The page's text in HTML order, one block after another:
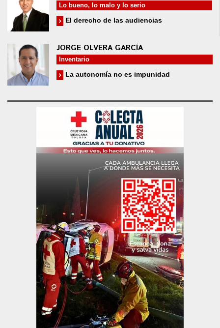
Lo bueno, lo malo y lo serio
El derecho de las audiencias
JORGE OLVERA GARCÍA
Inventario
La autonomía no es impunidad